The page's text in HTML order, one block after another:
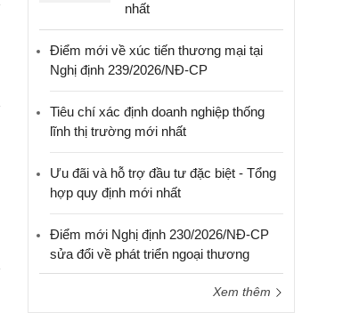
nhất
Điểm mới về xúc tiến thương mại tại
Nghị định 239/2026/NĐ-CP
Tiêu chí xác định doanh nghiệp thống
lĩnh thị trường mới nhất
Ưu đãi và hỗ trợ đầu tư đặc biệt - Tổng
hợp quy định mới nhất
Điểm mới Nghị định 230/2026/NĐ-CP
sửa đổi về phát triển ngoại thương
Xem thêm